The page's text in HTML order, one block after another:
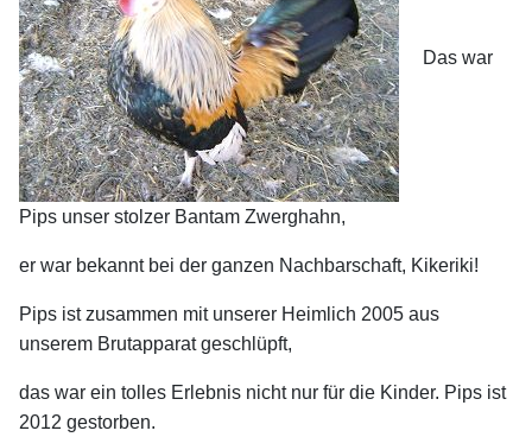
Das war
Pips unser stolzer Bantam Zwerghahn,
er war bekannt bei der ganzen Nachbarschaft, Kikeriki!
Pips ist zusammen mit unserer Heimlich 2005 aus
unserem Brutapparat geschlüpft,
das war ein tolles Erlebnis nicht nur für die Kinder. Pips ist
2012 gestorben.